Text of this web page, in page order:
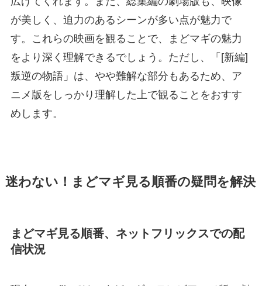
が美しく、迫力のあるシーンが多い点が魅力で
す。これらの映画を観ることで、まどマギの魅力
をより深く理解できるでしょう。ただし、「[新編]
叛逆の物語」は、やや難解な部分もあるため、ア
ニメ版をしっかり理解した上で観ることをおすす
めします。
迷わない！まどマギ見る順番の疑問を解決
まどマギ見る順番、ネットフリックスでの配
信状況